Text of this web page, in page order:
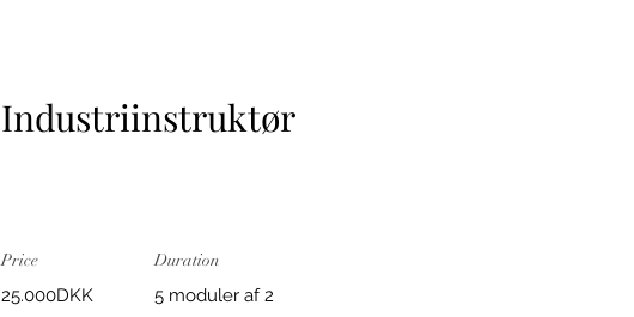
Industriinstruktør
Price
25.000DKK
Duration
5 moduler af 2